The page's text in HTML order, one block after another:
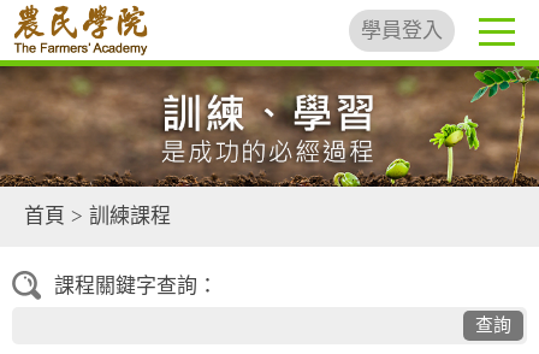
學員登入
首頁 > 訓練課程
課程關鍵字查詢：
查詢